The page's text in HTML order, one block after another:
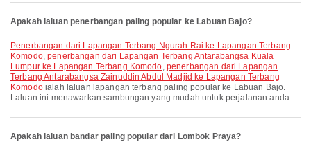
Apakah laluan penerbangan paling popular ke Labuan Bajo?
penerbangan dari Lapangan Terbang Ngurah Rai ke Lapangan Terbang
Komodo,penerbangan dari Lapangan Terbang Antarabangsa Kuala
Lumpur ke Lapangan Terbang Komodo, penerbangan dari Lapangan
Terbang Antarabangsa Zainuddin Abdul Madjid ke Lapangan Terbang
Komodoialah laluan lapangan terbang paling popular ke Labuan Bajo.
Laluan ini menawarkan sambungan yang mudah untuk perjalanan anda.
Apakah laluan bandar paling popular dari Lombok Praya?